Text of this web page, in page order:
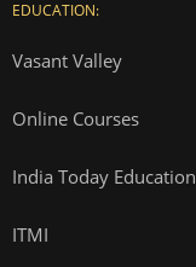
EDUCATION:
Vasant Valley
Online Courses
India Today Education
ITMI